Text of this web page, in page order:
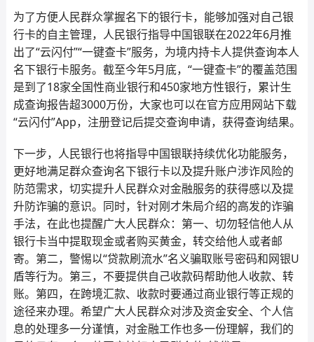
为了方便人民群众掌握名下的银行卡，能够加强对自己银
行卡的自主管理，人民银行指导中国银联在2022年6月推
出了“云闪付”“一键查卡”服务，为境内持卡人提供查询本人
名下银行卡服务。截至今年5月底，“一键查卡”的覆盖范围
是到了18家全国性商业银行和450家地方性银行，累计生
成查询报告超3000万份，大家也可以在官方应用网站下载
“云闪付”App，注册登记后提交查询申请，获得查询结果。
下一步，人民银行也将指导中国银联持续优化功能服务，
更好地满足群众查询名下银行卡以及提升账户涉诈风险的
防范需求，切实提升人民群众对金融服务的获得感以及提
升防诈骗的意识。同时，针对刚才朱局介绍的高发的诈骗
手法，在此也提醒广大人民群众：第一、切勿轻信他人从
银行卡当中提取现金或者购买黄金，转交给他人或者邮
寄。第二，警惕以“贷款刷流水”名义骗取账号密码和网银U
盾等行为。第三，不要提供自己收款码帮助他人收款、转
账。第四，在跨境汇款、收款时要通过商业银行等正规的
途径来办理。希望广大人民群众对涉及资金安全、个人信
息的处理多一分谨慎，对金融工作也多一份理解，我们的